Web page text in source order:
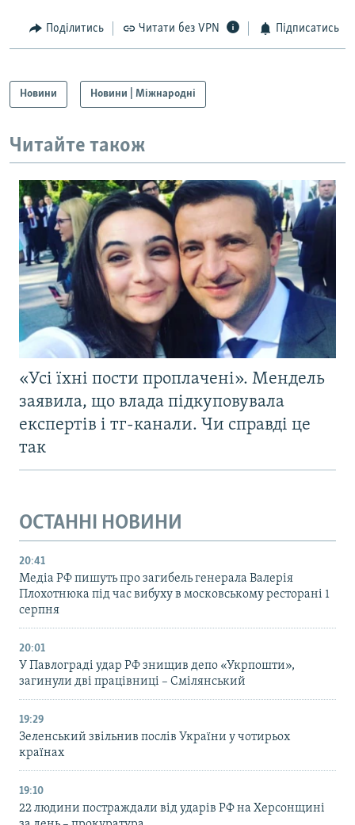
Поділитись Читати без VPN Підписатись
Новини Новини | Міжнародні
Читайте також
«Усі їхні пости проплачені». Мендель
заявила, що влада підкуповувала
експертів і тг-канали. Чи справді це
так
ОСТАННІ НОВИНИ
20:41
Медіа РФ пишуть про загибель генерала Валерія
Плохотнюка під час вибуху в московському ресторані 1
серпня
20:01
У Павлограді удар РФ знищив депо «Укрпошти»,
загинули дві працівниці – Смілянський
19:29
Зеленський звільнив послів України у чотирьох
країнах
19:10
22 людини постраждали від ударів РФ на Херсонщині